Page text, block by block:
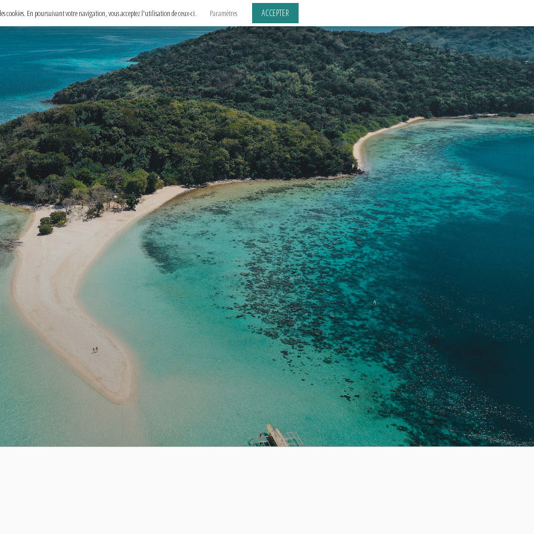
cookies. En poursuivant votre navigation, vous acceptez l'utilisation de ceux-ci. Paramètres ACCEPTER